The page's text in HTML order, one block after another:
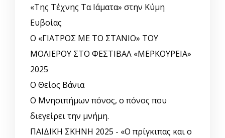
«Της Τέχνης Τα Ιάματα» στην Κύμη
Ευβοίας
Ο «ΓΙΑΤΡΟΣ ΜΕ ΤΟ ΣΤΑΝΙΟ» ΤΟΥ
ΜΟΛΙΕΡΟΥ ΣΤΟ ΦΕΣΤΙΒΑΛ «ΜΕΡΚΟΥΡΕΙΑ»
2025
Ο Θείος Βάνια
Ο Μνησιπήμων πόνος, ο πόνος που
διεγείρει την μνήμη.
ΠΑΙΔΙΚΗ ΣΚΗΝΗ 2025 - «Ο πρίγκιπας και ο